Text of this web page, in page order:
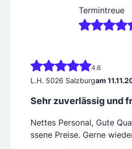
Termintreue
4.6
L.H. 5026 Salzburgam
Sehr zuverlässig und
Nettes Personal, Gute
ssene Preise. Gerne